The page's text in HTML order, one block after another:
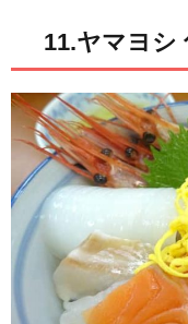
11.ヤマヨシ